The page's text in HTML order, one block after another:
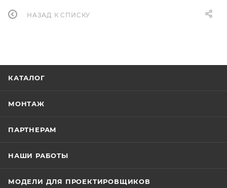
НАЗАД К СПИСКУ
КАТАЛОГ
МОНТАЖ
ПАРТНЕРАМ
НАШИ РАБОТЫ
МОДЕЛИ ДЛЯ ПРОЕКТИРОВЩИКОВ